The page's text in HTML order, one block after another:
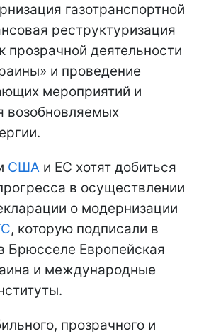
газотранспортной
реструктуризация
прозрачной деятельности
и проведение
мероприятий и
возобновляемых
США и ЕС хотят добиться
в осуществлении
о модернизации
, которую подписали в
Брюсселе Европейская
и международные
прозрачного и